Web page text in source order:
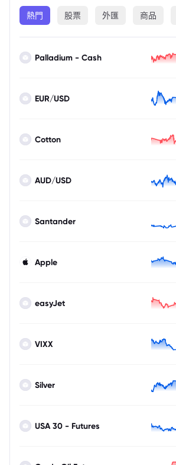
熱門 股票 外匯 商品
Palladium - Cash
EUR/USD
Cotton
AUD/USD
Santander
Apple
easyJet
VIXX
Silver
USA 30 - Futures